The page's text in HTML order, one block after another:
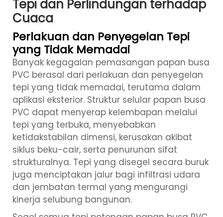
Tepi dan Perlindungan terhadap
Cuaca
Perlakuan dan Penyegelan Tepi
yang Tidak Memadai
Banyak kegagalan pemasangan papan busa
PVC berasal dari perlakuan dan penyegelan
tepi yang tidak memadai, terutama dalam
aplikasi eksterior. Struktur selular papan busa
PVC dapat menyerap kelembapan melalui
tepi yang terbuka, menyebabkan
ketidakstabilan dimensi, kerusakan akibat
siklus beku-cair, serta penurunan sifat
strukturalnya. Tepi yang disegel secara buruk
juga menciptakan jalur bagi infiltrasi udara
dan jembatan termal yang mengurangi
kinerja selubung bangunan.